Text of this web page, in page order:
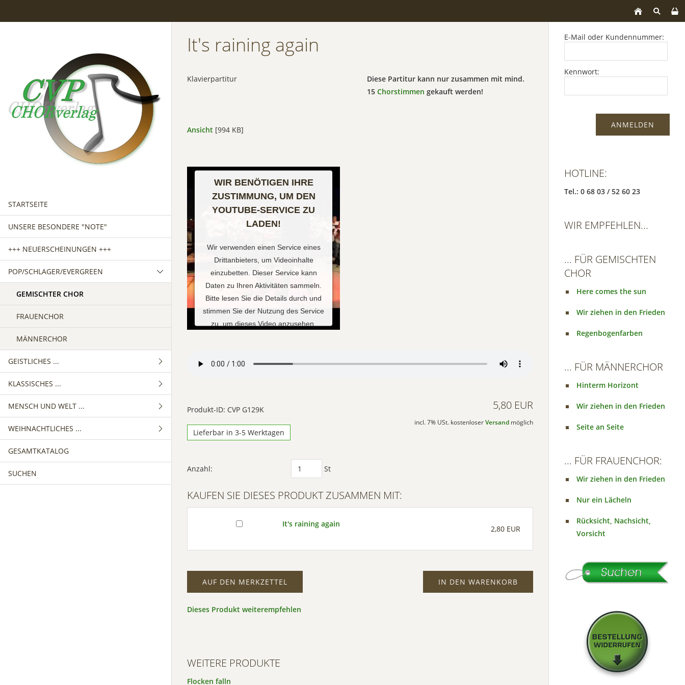
STARTSEITE
UNSERE BESONDERE "NOTE"
+++ NEUERSCHEINUNGEN +++
POP/SCHLAGER/EVERGREEN
GEMISCHTER CHOR
FRAUENCHOR
MÄNNERCHOR
GEISTLICHES ...
GEMISCHTER CHOR
FRAUENCHOR
MÄNNERCHOR
KLASSISCHES ...
GEMISCHTER CHOR
FRAUENCHOR
MÄNNERCHOR
MENSCH UND WELT ...
GEMISCHTER CHOR
FRAUENCHOR
MÄNNERCHOR
WEIHNACHTLICHES ...
GEMISCHTER CHOR
FRAUENCHOR
GESAMTKATALOG
SUCHEN
It's raining again
Klavierpartitur
Ansicht [994 KB]
Diese Partitur kann nur zusammen mit mind.
15Chorstimmen gekauft werden!
WIR BENÖTIGEN IHRE
ZUSTIMMUNG, UM DEN
YOUTUBE-SERVICE ZU
LADEN!
Wir verwenden einen Service eines
Drittanbieters, um Videoinhalte
einzubetten. Dieser Service kann
Daten zu Ihren Aktivitäten sammeln.
Bitte lesen Sie die Details durch und
stimmen Sie der Nutzung des Service
zu, um dieses Video anzusehen.
Management Platform
Produkt-ID: CVP G129K
Lieferbar in 3-5 Werktagen
5,80 EUR
incl. 7% USt. kostenloser Versandmöglich
Anzahl: St
KAUFEN SIE DIESES PRODUKT ZUSAMMEN MIT:
It's raining again
2,80 EUR
IN DEN WARENKORB
AUF DEN MERKZETTEL
Dieses Produkt weiterempfehlen
WEITERE PRODUKTE
Flocken falln
E-Mail oder Kundennummer:
Kennwort:
HOTLINE:
Tel.: 0 68 03 / 52 60 23
WIR EMPFEHLEN...
... FÜR GEMISCHTEN
CHOR
Here comes the sun
Wir ziehen in den Frieden
Regenbogenfarben
... FÜR MÄNNERCHOR
Hinterm Horizont
Wir ziehen in den Frieden
Seite an Seite
... FÜR FRAUENCHOR:
Wir ziehen in den Frieden
Nur ein Lächeln
Rücksicht, Nachsicht,
Vorsicht